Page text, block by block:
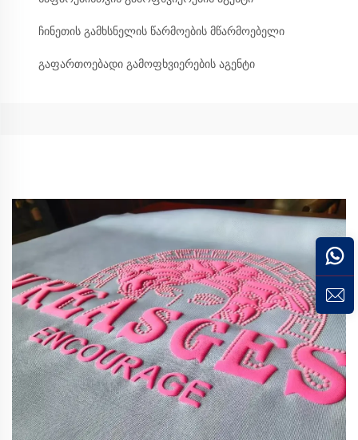
ჩინეთის გამხსნელის წარმოების მწარმოებელი
გაფართოებადი გამოფხვიერების აგენტი